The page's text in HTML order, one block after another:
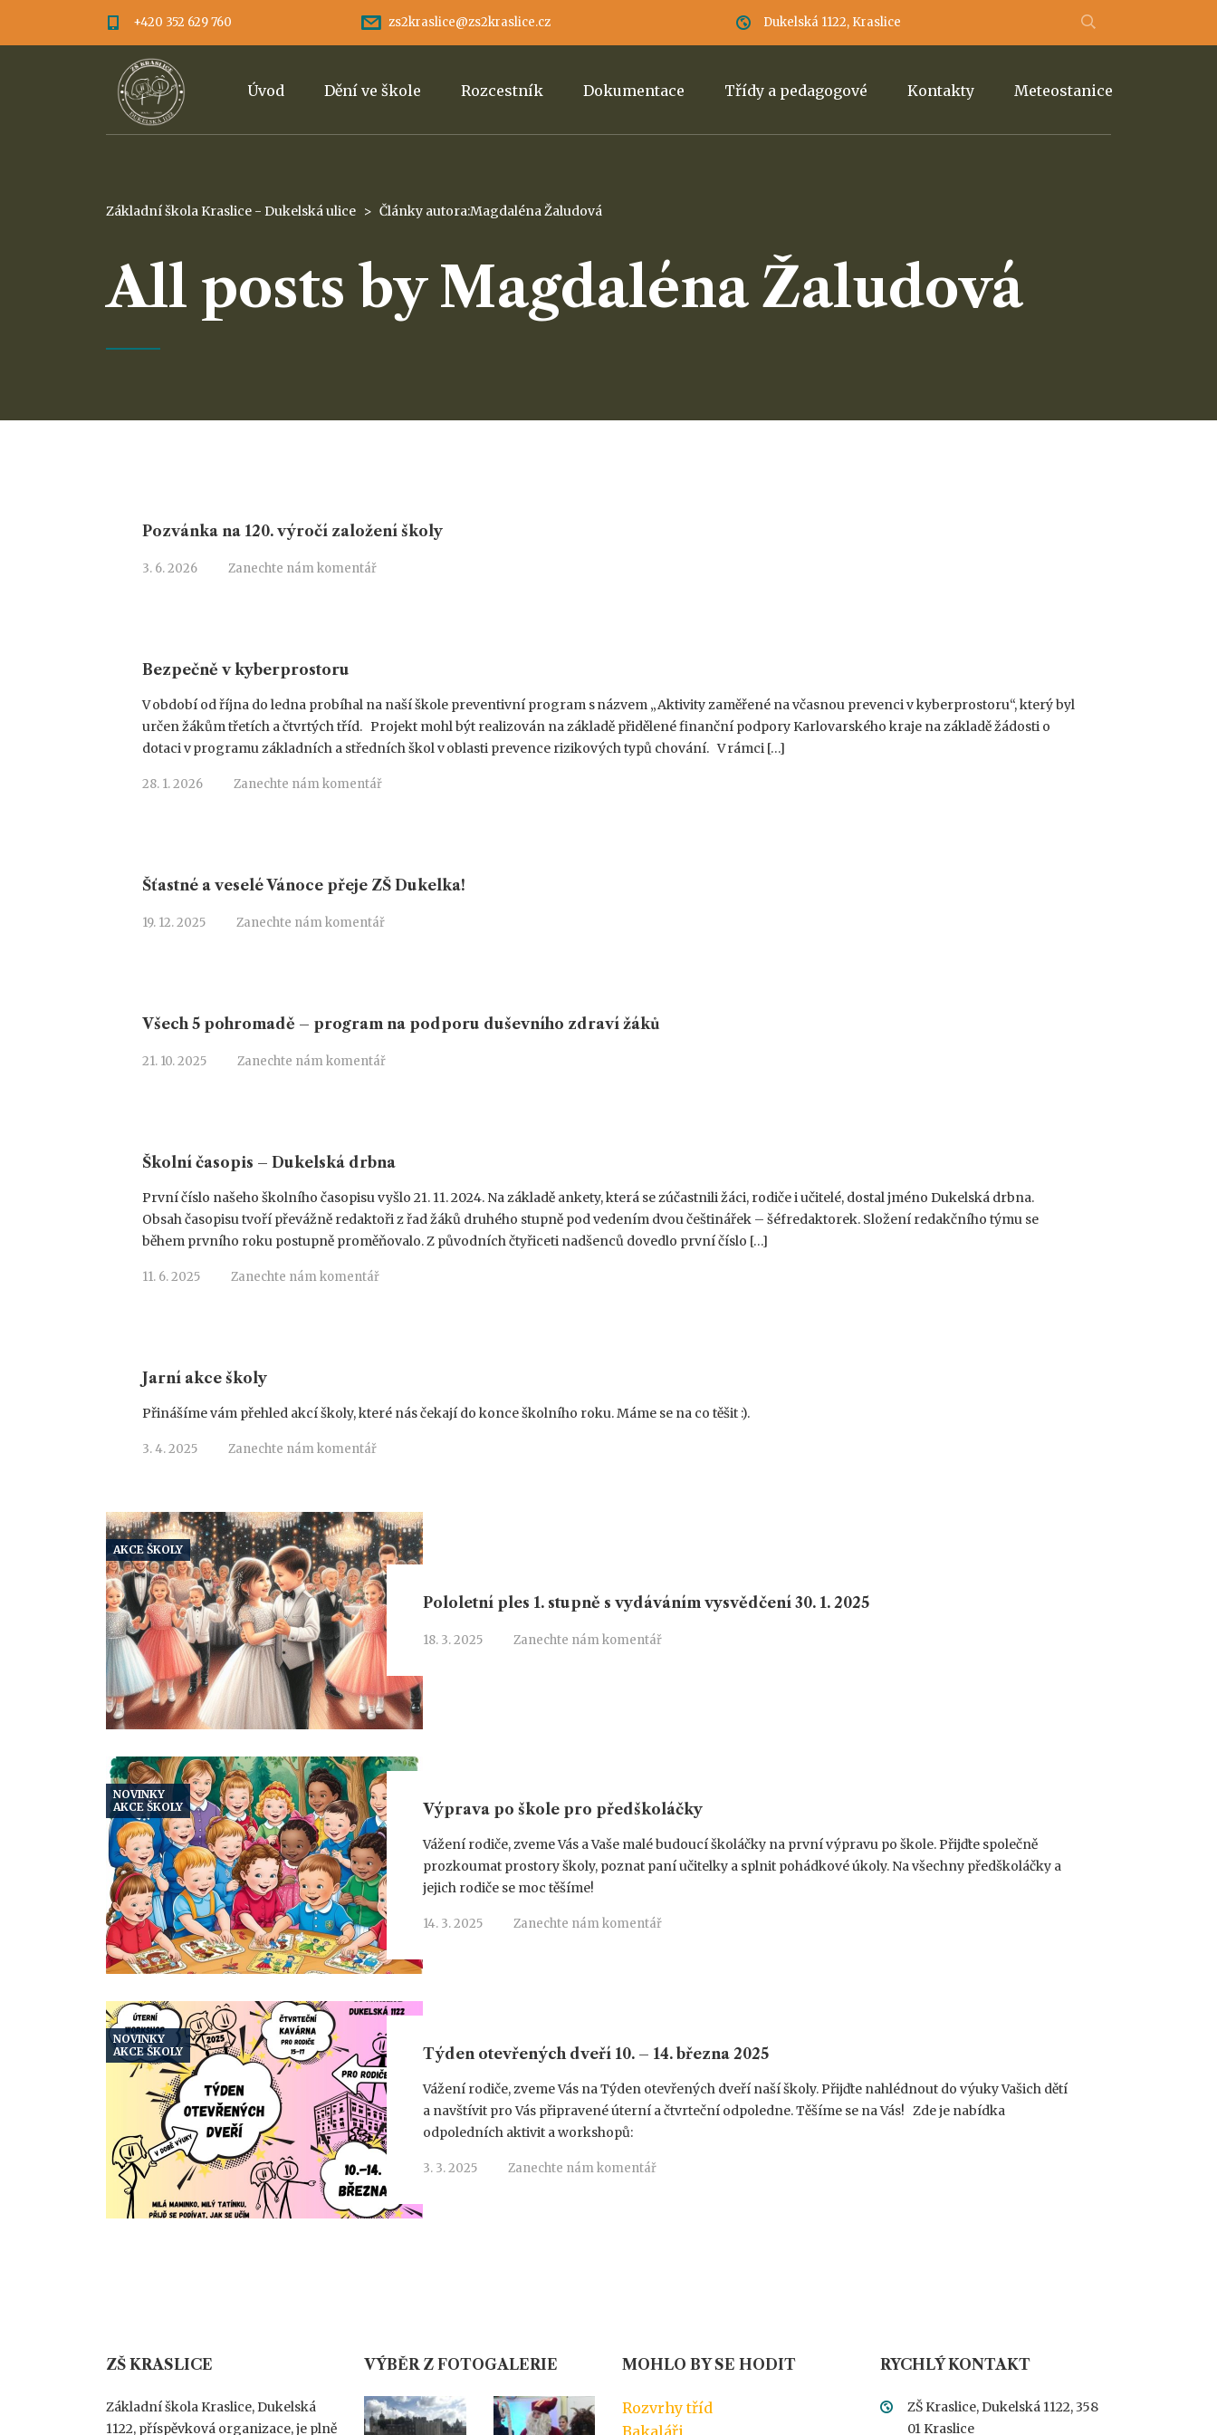
+420 352 629 760 zs2kraslice@zs2kraslice.cz Dukelská 1122, Kraslice
Úvod Dění ve škole Rozcestník Dokumentace Třídy a pedagogové Kontakty Meteostanice
Základní škola Kraslice - Dukelská ulice > Články autora:Magdaléna Žaludová
All posts by Magdaléna Žaludová
Pozvánka na 120. výročí založení školy
3. 6. 2026 Zanechte nám komentář
Bezpečně v kyberprostoru
V období od října do ledna probíhal na naší škole preventivní program s názvem „Aktivity zaměřené na včasnou prevenci v kyberprostoru“, který byl
určen žákům třetích a čtvrtých tříd. Projekt mohl být realizován na základě přidělené finanční podpory Karlovarského kraje na základě žádosti o
dotaci v programu základních a středních škol v oblasti prevence rizikových typů chování. V rámci […]
28. 1. 2026 Zanechte nám komentář
Šťastné a veselé Vánoce přeje ZŠ Dukelka!
19. 12. 2025 Zanechte nám komentář
Všech 5 pohromadě – program na podporu duševního zdraví žáků
21. 10. 2025 Zanechte nám komentář
Školní časopis – Dukelská drbna
První číslo našeho školního časopisu vyšlo 21. 11. 2024. Na základě ankety, která se zúčastnili žáci, rodiče i učitelé, dostal jméno Dukelská drbna.
Obsah časopisu tvoří převážně redaktoři z řad žáků druhého stupně pod vedením dvou češtinářek – šéfredaktorek. Složení redakčního týmu se
během prvního roku postupně proměňovalo. Z původních čtyřiceti nadšenců dovedlo první číslo […]
11. 6. 2025 Zanechte nám komentář
Jarní akce školy
Přinášíme vám přehled akcí školy, které nás čekají do konce školního roku. Máme se na co těšit :).
3. 4. 2025 Zanechte nám komentář
AKCE ŠKOLY
Pololetní ples 1. stupně s vydáváním vysvědčení 30. 1. 2025
18. 3. 2025 Zanechte nám komentář
NOVINKY
AKCE ŠKOLY
Výprava po škole pro předškoláčky
Vážení rodiče, zveme Vás a Vaše malé budoucí školáčky na první výpravu po škole. Přijďte společně
prozkoumat prostory školy, poznat paní učitelky a splnit pohádkové úkoly. Na všechny předškoláčky a
jejich rodiče se moc těšíme!
14. 3. 2025 Zanechte nám komentář
NOVINKY
AKCE ŠKOLY
Týden otevřených dveří 10. – 14. března 2025
Vážení rodiče, zveme Vás na Týden otevřených dveří naší školy. Přijďte nahlédnout do výuky Vašich dětí
a navštívit pro Vás připravené úterní a čtvrteční odpoledne. Těšíme se na Vás! Zde je nabídka
odpoledních aktivit a workshopů:
3. 3. 2025 Zanechte nám komentář
ZŠ KRASLICE
Základní škola Kraslice, Dukelská
1122, příspěvková organizace, je plně
VÝBĚR Z FOTOGALERIE MOHLO BY SE HODIT
Rozvrhy tříd
Bakaláři
RYCHLÝ KONTAKT
ZŠ Kraslice, Dukelská 1122, 358
01 Kraslice